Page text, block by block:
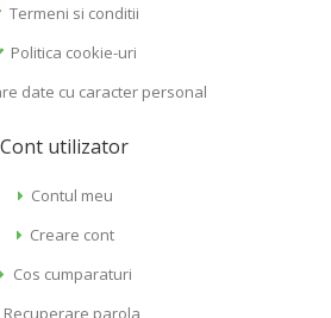
Termeni si conditii
Politica cookie-uri
date cu caracter personal
Cont utilizator
Contul meu
Creare cont
Cos cumparaturi
Recuperare parola